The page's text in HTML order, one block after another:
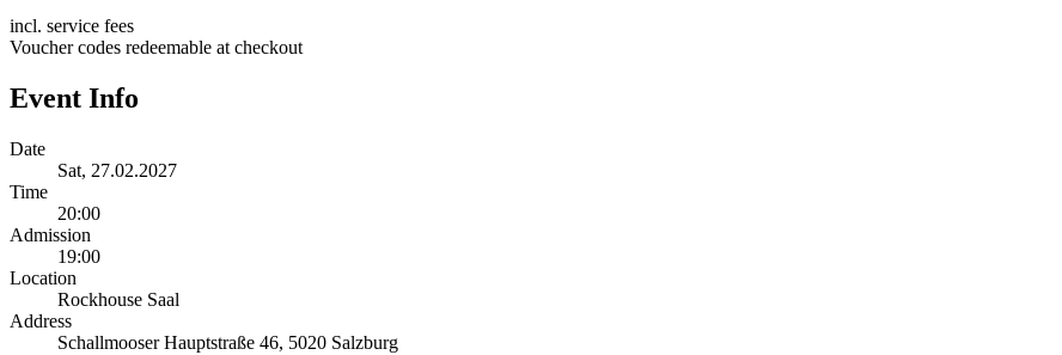
incl. service fees
Voucher codes redeemable at checkout
Event Info
Date
Sat, 27.02.2027
Time
20:00
Admission
19:00
Location
Rockhouse Saal
Address
Schallmooser Hauptstraße 46, 5020 Salzburg